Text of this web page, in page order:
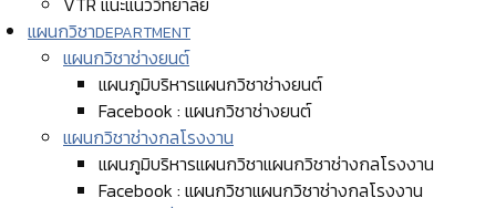
แผนกวิชาDEPARTMENT
แผนกวิชาช่างยนต์
แผนภูมิบริหารแผนกวิชาช่างยนต์
Facebook : แผนกวิชาช่างยนต์
แผนกวิชาช่างกลโรงงาน
แผนภูมิบริหารแผนกวิชาแผนกวิชาช่างกลโรงงาน
Facebook : แผนกวิชาแผนกวิชาช่างกลโรงงาน